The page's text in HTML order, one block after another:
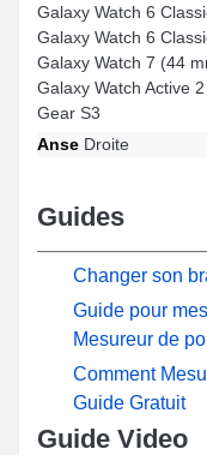
Galaxy Watch 6
Galaxy Watch 6
Galaxy Watch 7 (44
Galaxy Watch Active
Gear S3
Anse Droite
Guides
Changer son
Guide pour
Mesureur de
Comment
Guide Gratuit
Guide Video